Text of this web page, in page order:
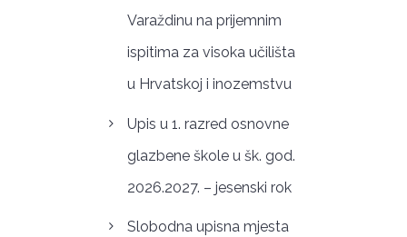
Varaždinu na prijemnim
ispitima za visoka učilišta
u Hrvatskoj i inozemstvu
Upis u 1. razred osnovne
glazbene škole u šk. god.
2026.2027. – jesenski rok
Slobodna upisna mjesta